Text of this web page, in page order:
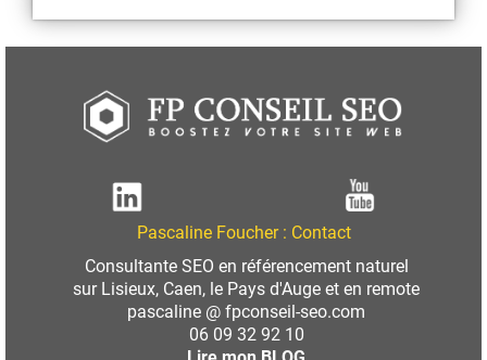
Pascaline Foucher : Contact
Consultante SEO en référencement naturel
sur Lisieux, Caen, le Pays d'Auge et en remote
pascaline @ fpconseil-seo.com
06 09 32 92 10